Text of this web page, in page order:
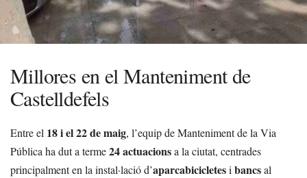
Millores en el Manteniment de
Castelldefels
Entre el 18 i el 22 de maig, l’equip de Manteniment de la Via
Pública ha dut a terme24 actuacionsa la ciutat, centrades
principalment en la instal·lació d’aparcabicicletesi bancsal